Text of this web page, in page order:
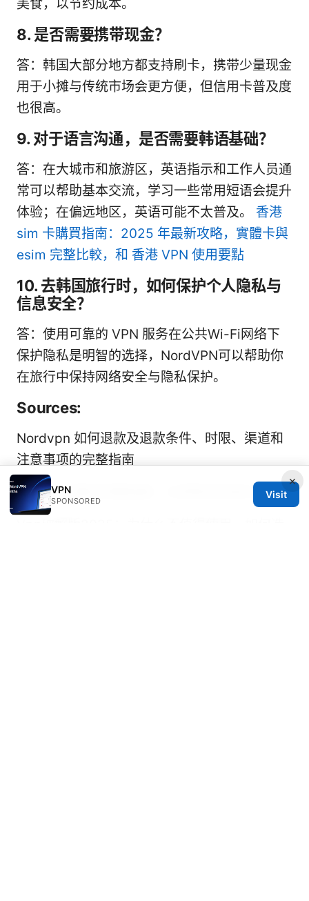
美食，以节约成本。
8. 是否需要携带现金？
答：韩国大部分地方都支持刷卡，携带少量现金
用于小摊与传统市场会更方便，但信用卡普及度
也很高。
9. 对于语言沟通，是否需要韩语基础？
答：在大城市和旅游区，英语指示和工作人员通
常可以帮助基本交流，学习一些常用短语会提升
体验；在偏远地区，英语可能不太普及。 香港
sim 卡購買指南：2025 年最新攻略，實體卡與
esim 完整比較，和 香港 VPN 使用要點
10. 去韩国旅行时，如何保护个人隐私与
信息安全？
答：使用可靠的 VPN 服务在公共Wi-Fi网络下
保护隐私是明智的选择，NordVPN可以帮助你
在旅行中保持网络安全与隐私保护。
Sources:
Nordvpn 如何退款及退款条件、时限、渠道和
注意事项的完整指南
V5vpn 下载的完整指南：从获取到安装与使用
×
VPN
SPONSORED
Visit